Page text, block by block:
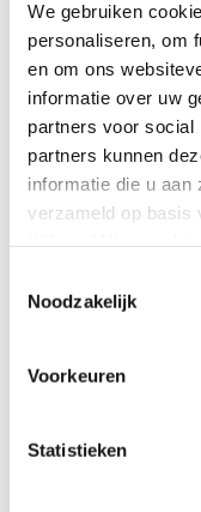
We gebruiken
personaliseren, om
en om ons
informatie over uw
partners voor social
partners kunnen
informatie die u aan
verzameld op basis
Op onze
cookies en via de
onze website kan
wijzigen.
Noodzakelijk
Voorkeuren
Statistieken
Verhaal: Johan
“Ik doe het
Verhaal:
verrichten voor
Ontmoet